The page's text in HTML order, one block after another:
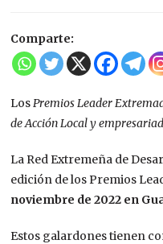
Comparte:
LosPremios Leader
de Acción Local y
La Red Extremeña de
edición de los Premios
noviembre de 2022 en
Estos galardones tienen